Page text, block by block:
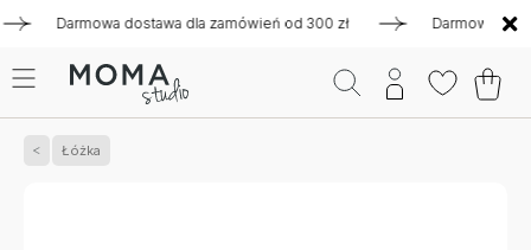
Darmowa dostawa dla zamówień od 300 zł Darmowa
Łóżka